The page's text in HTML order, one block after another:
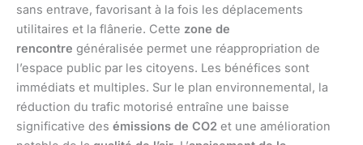
sans entrave, favorisant à la fois les déplacements
utilitaires et la flânerie. Cette zone de
rencontre généralisée permet une réappropriation de
l’espace public par les citoyens. Les bénéfices sont
immédiats et multiples. Sur le plan environnemental, la
réduction du trafic motorisé entraîne une baisse
significative des émissions de CO2 et une amélioration